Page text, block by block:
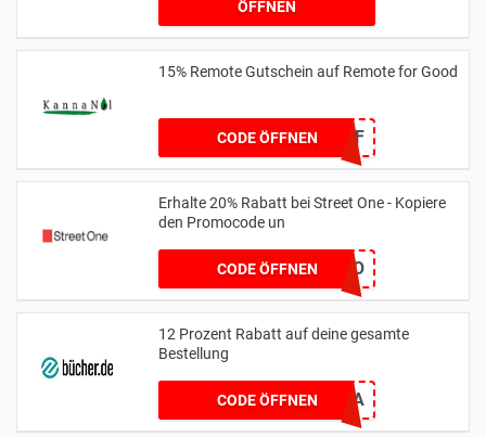
ÖFFNEN
15% Remote Gutschein auf Remote for Good
CODE ÖFFNENRFG15OFF
Erhalte 20% Rabatt bei Street One - Kopiere
den Promocode un
CODE ÖFFNENMYLOVESO
12 Prozent Rabatt auf deine gesamte
Bestellung
CODE ÖFFNEN
WELOVEMAMAPAPA